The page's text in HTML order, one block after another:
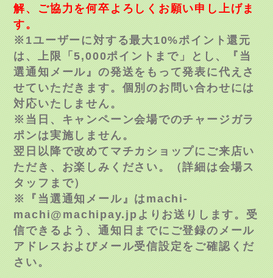
解、ご協力を何卒よろしくお願い申し上げま
す。
※1ユーザーに対する最大10%ポイント還元
は、上限「5,000ポイントまで」とし、『当
選通知メール』の発送をもって発表に代えさ
せていただきます。個別のお問い合わせには
対応いたしません。
※当日、キャンペーン会場でのチャージガラ
ポンは実施しません。
翌日以降で改めてマチカショップにご来店い
ただき、お楽しみください。（詳細は会場ス
タッフまで）
※『当選通知メール』はmachi-
machi@machipay.jpよりお送りします。受
信できるよう、通知日までにご登録のメール
アドレスおよびメール受信設定をご確認くだ
さい。